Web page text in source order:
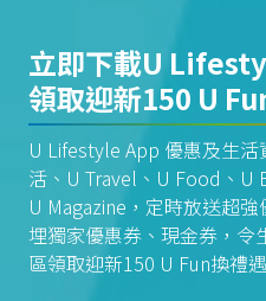
立即下載U
領取迎新150 U
U Lifestyle App 優惠及生
活、U Travel、U Food、U
U Magazine，定時放送超
埋獨家優惠券、現金券，
區領取迎新150 U Fun換禮